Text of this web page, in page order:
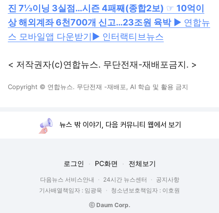
진 7⅓이닝 3실점…시즌 4패째(종합2보) ☞ 10억이
상 해외계좌 6천700개 신고…23조원 육박 ▶ 연합뉴
스 모바일앱 다운받기 ▶ 인터랙티브뉴스
< 저작권자(c)연합뉴스. 무단전재-재배포금지. >
Copyright © 연합뉴스. 무단전재 -재배포, AI 학습 및 활용 금지
뉴스 밖 이야기, 다음 커뮤니티 웹에서 보기
로그인 PC화면 전체보기
다음뉴스 서비스안내 24시간 뉴스센터
공지사항
기사배열책임자 : 임광욱
청소년보호책임자 : 이호원
ⓒ Daum Corp.